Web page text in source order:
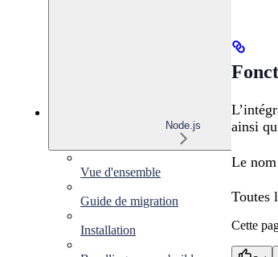
Node.js
Vue d'ensemble
Guide de migration
Installation
ainsi
Le
Toutes
Cette